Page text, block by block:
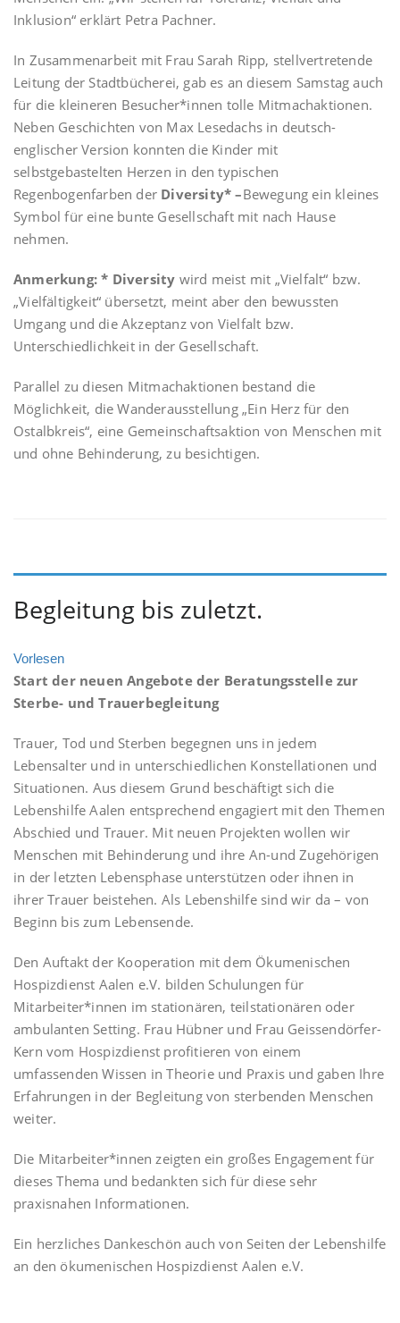
Inklusion“ erklärt Petra Pachner.
In Zusammenarbeit mit Frau Sarah Ripp, stellvertretende
Leitung der Stadtbücherei, gab es an diesem Samstag auch
für die kleineren Besucher*innen tolle Mitmachaktionen.
Neben Geschichten von Max Lesedachs in deutsch-
englischer Version konnten die Kinder mit
selbstgebastelten Herzen in den typischen
Regenbogenfarben der Diversity* –Bewegung ein kleines
Symbol für eine bunte Gesellschaft mit nach Hause
nehmen.
Anmerkung: * Diversity wird meist mit „Vielfalt“ bzw.
„Vielfältigkeit“ übersetzt, meint aber den bewussten
Umgang und die Akzeptanz von Vielfalt bzw.
Unterschiedlichkeit in der Gesellschaft.
Parallel zu diesen Mitmachaktionen bestand die
Möglichkeit, die Wanderausstellung „Ein Herz für den
Ostalbkreis“, eine Gemeinschaftsaktion von Menschen mit
und ohne Behinderung, zu besichtigen.
Begleitung bis zuletzt.
Vorlesen
Start der neuen Angebote der Beratungsstelle zur
Sterbe- und Trauerbegleitung
Trauer, Tod und Sterben begegnen uns in jedem
Lebensalter und in unterschiedlichen Konstellationen und
Situationen. Aus diesem Grund beschäftigt sich die
Lebenshilfe Aalen entsprechend engagiert mit den Themen
Abschied und Trauer. Mit neuen Projekten wollen wir
Menschen mit Behinderung und ihre An-und Zugehörigen
in der letzten Lebensphase unterstützen oder ihnen in
ihrer Trauer beistehen. Als Lebenshilfe sind wir da – von
Beginn bis zum Lebensende.
Den Auftakt der Kooperation mit dem Ökumenischen
Hospizdienst Aalen e.V. bilden Schulungen für
Mitarbeiter*innen im stationären, teilstationären oder
ambulanten Setting. Frau Hübner und Frau Geissendörfer-
Kern vom Hospizdienst profitieren von einem
umfassenden Wissen in Theorie und Praxis und gaben Ihre
Erfahrungen in der Begleitung von sterbenden Menschen
weiter.
Die Mitarbeiter*innen zeigten ein großes Engagement für
dieses Thema und bedankten sich für diese sehr
praxisnahen Informationen.
Ein herzliches Dankeschön auch von Seiten der Lebenshilfe
an den ökumenischen Hospizdienst Aalen e.V.